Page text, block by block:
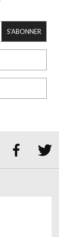
S'ABONNER
 